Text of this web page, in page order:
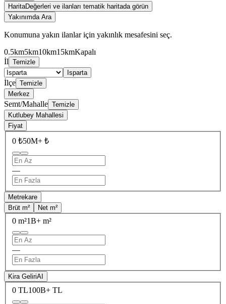
HaritaDeğerleri ve ilanları tematik haritada görün
Yakınımda Ara
Konumuna yakın ilanlar için yakınlık mesafesini seç.
0.5km5km10km15kmKapalı
İl Temizle
Isparta
İlçe Temizle
Merkez
Semt/Mahalle Temizle
Kutlubey Mahallesi
Fiyat
0 ₺50M+ ₺
—
Metrekare
Brüt m²
Net m²
0 m²1B+ m²
—
Kira GeliriAI
0 TL100B+ TL